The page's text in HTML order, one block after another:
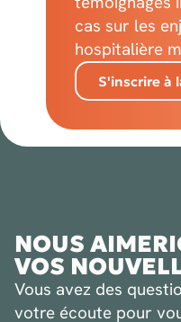
cas sur les
hospitalière
S'inscrire à
NOUS
VOS
Vous avez des
votre écoute pour